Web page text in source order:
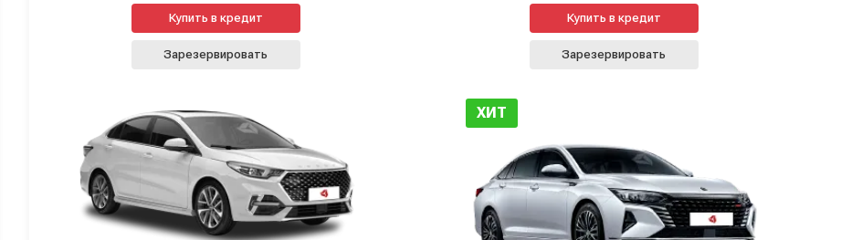
Купить в кредит
Зарезервировать
Купить в кредит
Зарезервировать
ХИТ